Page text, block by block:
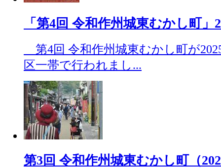
「第4回 令和作州城東むかし町」
第4回 令和作州城東むかし町が
区一帯で行われまし...
第3回 令和作州城東むかし町（